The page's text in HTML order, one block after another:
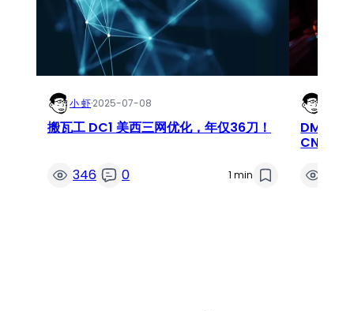
小 虾·2025-07-08
搬瓦工 DC1 美西三网优化，年仅36刀！
346 0 1 min
DMIT –
CN2